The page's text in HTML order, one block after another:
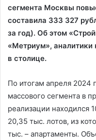
сегмента Москвы
составила 333 327
за год). Об этом
«Метриум», аналитики
в столице.
По итогам апреля 2024
массового сегмента в
реализации находился
20,35 тыс. лотов, из
тыс. – апартаменты.